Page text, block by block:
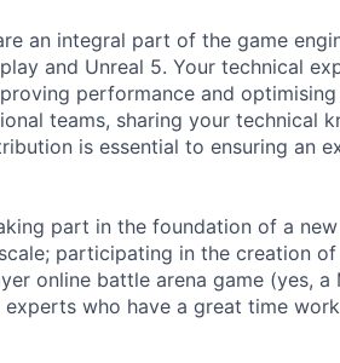
an integral part of the game
and Unreal 5. Your technical
performance and
teams, sharing your technical
is essential to ensuring an
part in the foundation of a
participating in the creation
online battle arena game (yes, a
who have a great time